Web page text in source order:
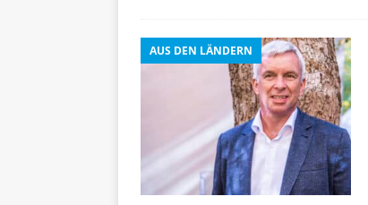
AUS DEN LÄNDERN